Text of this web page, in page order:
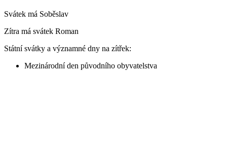
Svátek má Soběslav
Zítra má svátek Roman
Státní svátky a významné dny na zítřek:
Mezinárodní den původního obyvatelstva